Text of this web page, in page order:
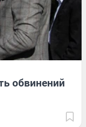
обвинений